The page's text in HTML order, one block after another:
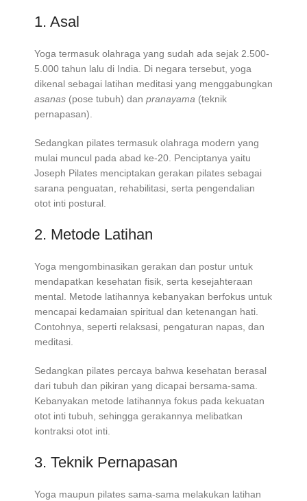
1. Asal
Yoga termasuk olahraga yang sudah ada sejak 2.500-
5.000 tahun lalu di India. Di negara tersebut, yoga
dikenal sebagai latihan meditasi yang menggabungkan
asanas (pose tubuh) dan pranayama (teknik
pernapasan).
Sedangkan pilates termasuk olahraga modern yang
mulai muncul pada abad ke-20. Penciptanya yaitu
Joseph Pilates menciptakan gerakan pilates sebagai
sarana penguatan, rehabilitasi, serta pengendalian
otot inti postural.
2. Metode Latihan
Yoga mengombinasikan gerakan dan postur untuk
mendapatkan kesehatan fisik, serta kesejahteraan
mental. Metode latihannya kebanyakan berfokus untuk
mencapai kedamaian spiritual dan ketenangan hati.
Contohnya, seperti relaksasi, pengaturan napas, dan
meditasi.
Sedangkan pilates percaya bahwa kesehatan berasal
dari tubuh dan pikiran yang dicapai bersama-sama.
Kebanyakan metode latihannya fokus pada kekuatan
otot inti tubuh, sehingga gerakannya melibatkan
kontraksi otot inti.
3. Teknik Pernapasan
Yoga maupun pilates sama-sama melakukan latihan